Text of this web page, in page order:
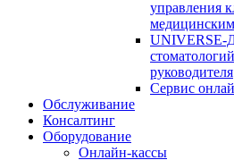
управления
UNIVERSE-
руководителя
Сервис
Обслуживание
Консалтинг
Оборудование
Онлайн-кассы